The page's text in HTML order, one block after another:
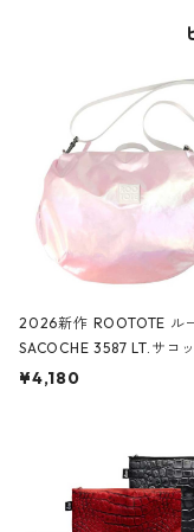
2026新作 ROOTOTE ル
SACOCHE 3587 LT.サコ
ミエ-B ショルダーバッグ
¥4,180